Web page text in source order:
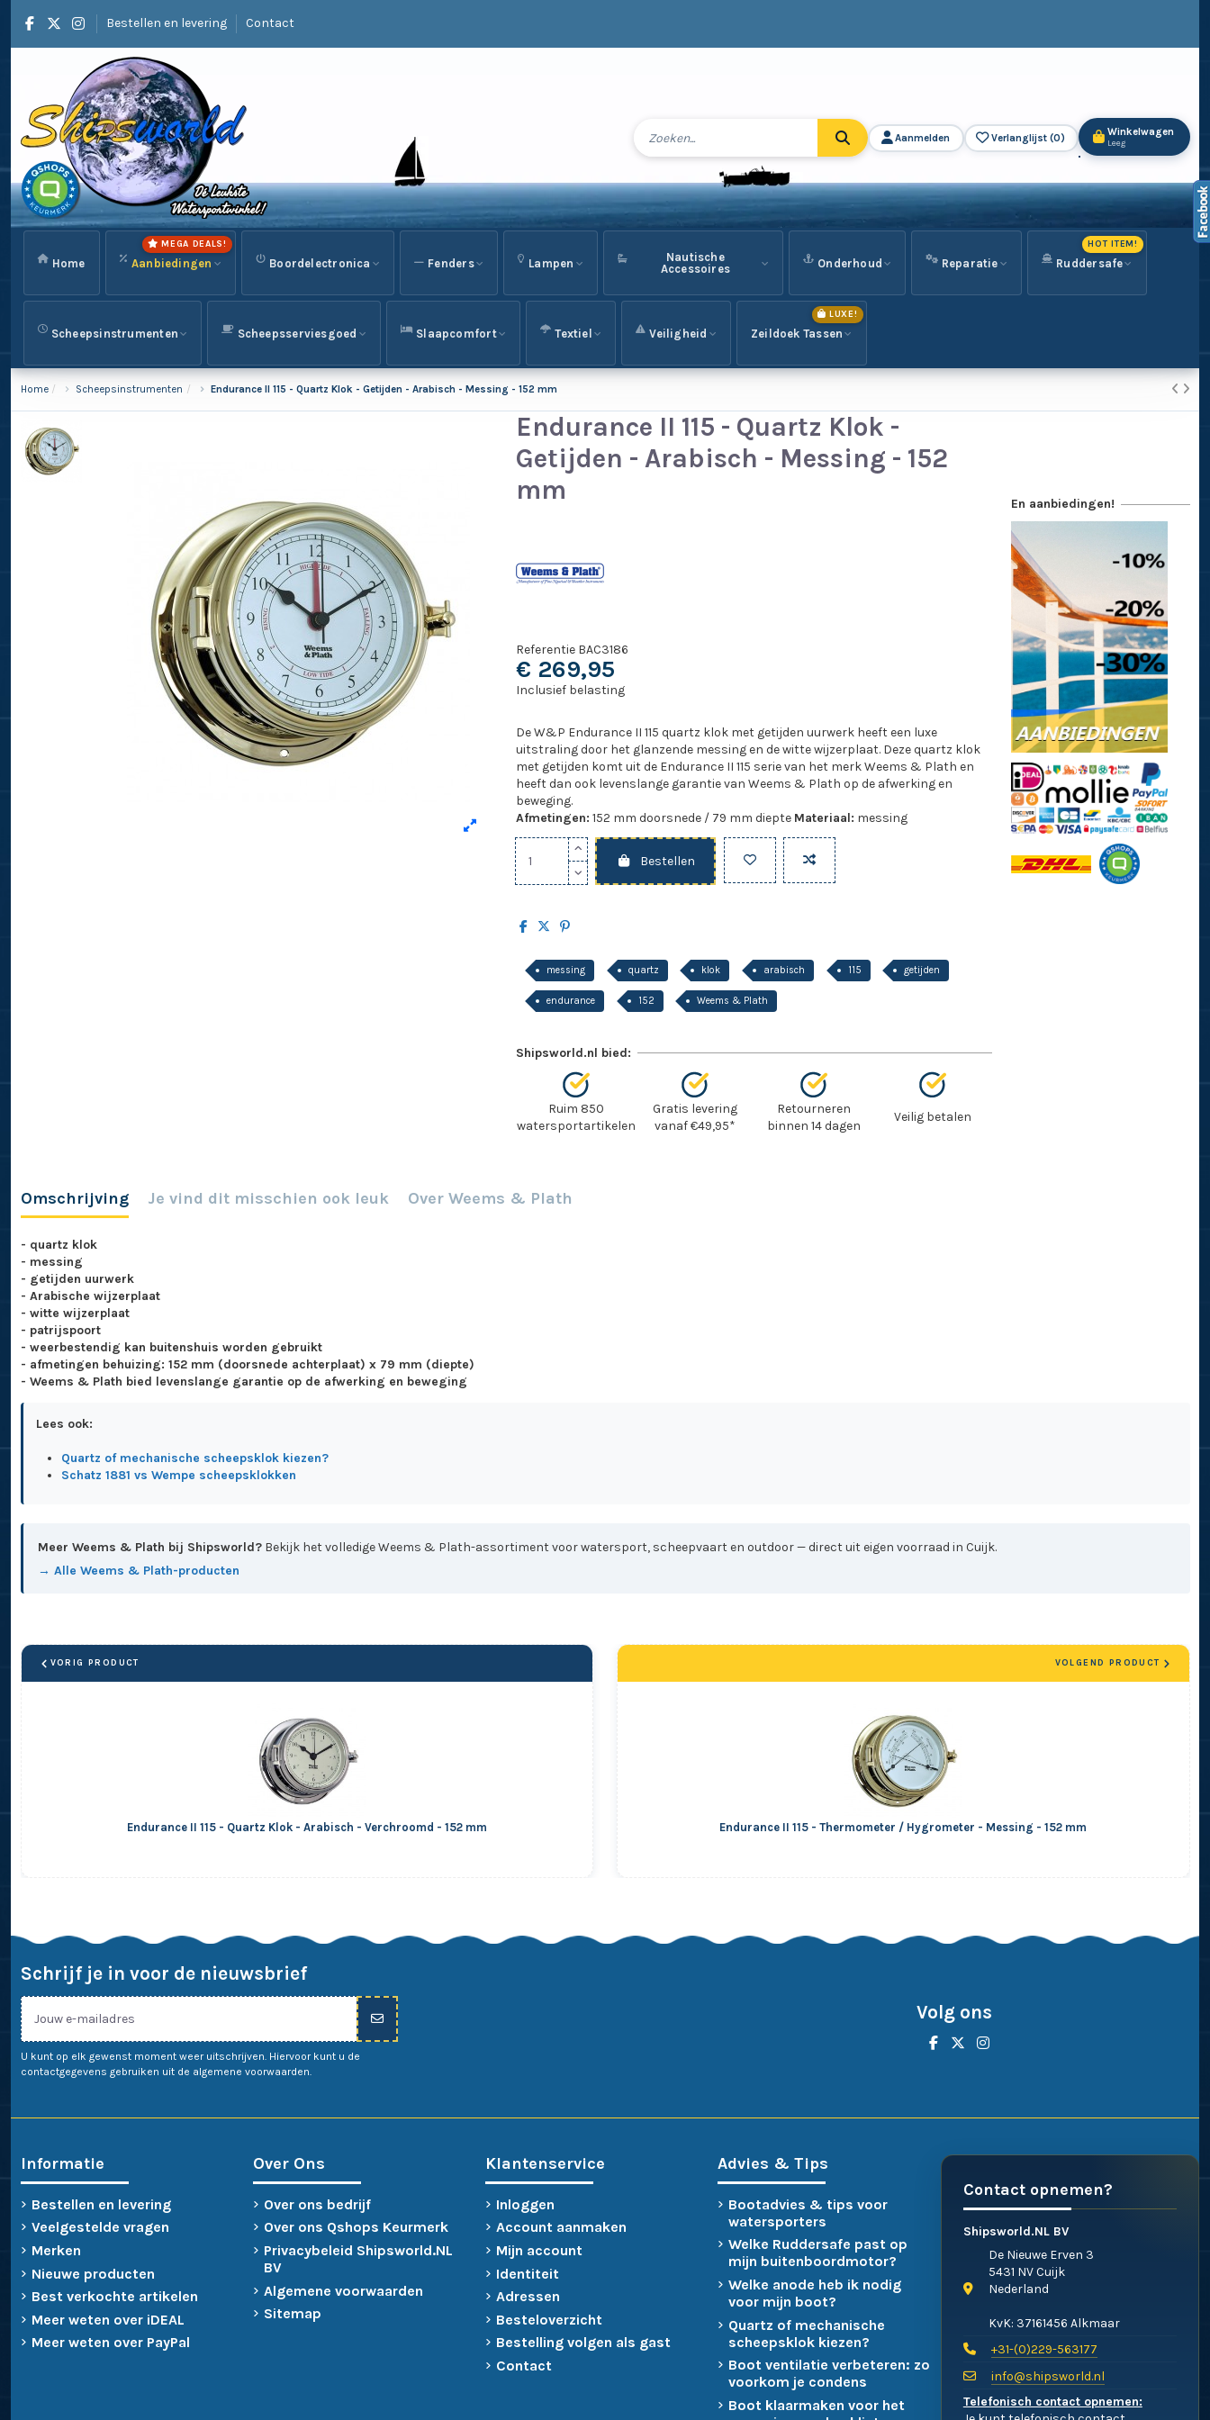
Bestellen en levering Contact
Aanmelden Verlanglijst (0) Winkelwagen
Leeg
Home Aanbiedingen
MEGA DEALS!
Boordelectronica Fenders Lampen
Nautische
Accessoires
Onderhoud Reparatie Ruddersafe
HOT ITEM!
Scheepsinstrumenten Scheepsserviesgoed Slaapcomfort Textiel Veiligheid Zeildoek Tassen
LUXE!
Home Scheepsinstrumenten Endurance II 115 - Quartz Klok - Getijden - Arabisch - Messing - 152 mm
Endurance II 115 - Quartz Klok -
Getijden - Arabisch - Messing - 152
mm
Referentie BAC3186
€ 269,95
Inclusief belasting
De W&P Endurance II 115 quartz klok met getijden uurwerk heeft een luxe
uitstraling door het glanzende messing en de witte wijzerplaat. Deze quartz klok
met getijden komt uit de Endurance II 115 serie van het merk Weems & Plath en
heeft dan ook levenslange garantie van Weems & Plath op de afwerking en
beweging.
Afmetingen: 152 mm doorsnede / 79 mm diepte Materiaal: messing
Bestellen
messing quartz klok arabisch 115 getijden
endurance 152 Weems & Plath
Shipsworld.nl bied:
Ruim 850
watersportartikelen
Gratis levering
vanaf €49,95*
Retourneren
binnen 14 dagen
Veilig betalen
En aanbiedingen!
Omschrijving Je vind dit misschien ook leuk Over Weems & Plath
- quartz klok
- messing
- getijden uurwerk
- Arabische wijzerplaat
- witte wijzerplaat
- patrijspoort
- weerbestendig kan buitenshuis worden gebruikt
- afmetingen behuizing: 152 mm (doorsnede achterplaat) x 79 mm (diepte)
- Weems & Plath bied levenslange garantie op de afwerking en beweging
Lees ook:
Quartz of mechanische scheepsklok kiezen?
Schatz 1881 vs Wempe scheepsklokken
Meer Weems & Plath bij Shipsworld? Bekijk het volledige Weems & Plath-assortiment voor watersport, scheepvaart en outdoor — direct uit eigen voorraad in Cuijk.
→ Alle Weems & Plath-producten
VORIG PRODUCT
Endurance II 115 - Quartz Klok - Arabisch - Verchroomd - 152 mm Endurance II 115 - Thermometer / Hygrometer - Messing - 152 mm
VOLGEND PRODUCT
Schrijf je in voor de nieuwsbrief
U kunt op elk gewenst moment weer uitschrijven. Hiervoor kunt u de
contactgegevens gebruiken uit de algemene voorwaarden.
Volg ons
Informatie
Bestellen en levering
Veelgestelde vragen
Merken
Nieuwe producten
Best verkochte artikelen
Meer weten over iDEAL
Meer weten over PayPal
Over Ons
Over ons bedrijf
Over ons Qshops Keurmerk
Privacybeleid Shipsworld.NL
BV
Algemene voorwaarden
Sitemap
Klantenservice
Inloggen
Account aanmaken
Mijn account
Identiteit
Adressen
Besteloverzicht
Bestelling volgen als gast
Contact
Advies & Tips
Bootadvies & tips voor
watersporters
Welke Ruddersafe past op
mijn buitenboordmotor?
Welke anode heb ik nodig
voor mijn boot?
Quartz of mechanische
scheepsklok kiezen?
Boot ventilatie verbeteren: zo
voorkom je condens
Boot klaarmaken voor het
Contact opnemen?
Shipsworld.NL BV
De Nieuwe Erven 3
5431 NV Cuijk
Nederland
KvK: 37161456 Alkmaar
+31-(0)229-563177
info@shipsworld.nl
Telefonisch contact opnemen: